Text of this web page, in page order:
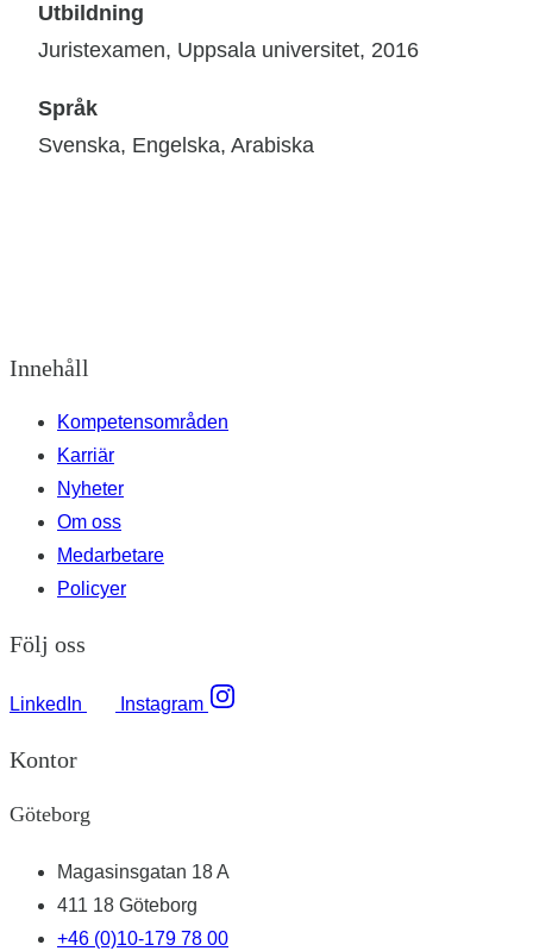
Utbildning
Juristexamen, Uppsala universitet, 2016
Språk
Svenska, Engelska, Arabiska
Innehåll
Kompetensområden
Karriär
Nyheter
Om oss
Medarbetare
Policyer
Följ oss
LinkedIn Instagram
Kontor
Göteborg
Magasinsgatan 18 A
411 18 Göteborg
+46 (0)10-179 78 00